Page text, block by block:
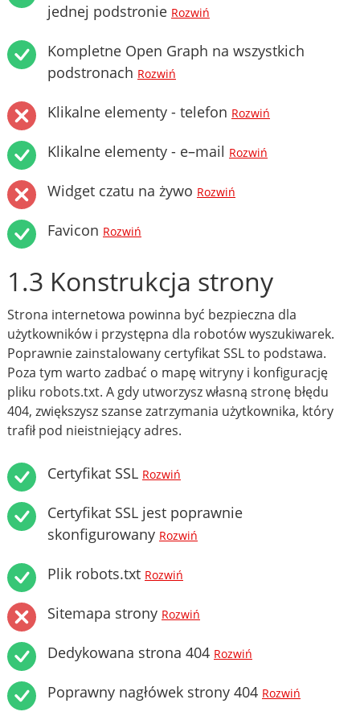
jednej podstronie Rozwiń
Kompletne Open Graph na wszystkich
podstronach Rozwiń
Klikalne elementy - telefon Rozwiń
Klikalne elementy - e–mail Rozwiń
Widget czatu na żywo Rozwiń
Favicon Rozwiń
1.3 Konstrukcja strony
Strona internetowa powinna być bezpieczna dla
użytkowników i przystępna dla robotów wyszukiwarek.
Poprawnie zainstalowany certyfikat SSL to podstawa.
Poza tym warto zadbać o mapę witryny i konfigurację
pliku robots.txt. A gdy utworzysz własną stronę błędu
404, zwiększysz szanse zatrzymania użytkownika, który
trafił pod nieistniejący adres.
Certyfikat SSL Rozwiń
Certyfikat SSL jest poprawnie
skonfigurowany Rozwiń
Plik robots.txt Rozwiń
Sitemapa strony Rozwiń
Dedykowana strona 404 Rozwiń
Poprawny nagłówek strony 404 Rozwiń